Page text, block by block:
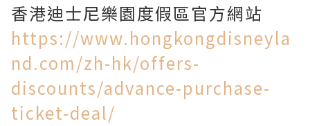
香港迪士尼樂園度假區官方網站
https://www.hongkongdisneyla
nd.com/zh-hk/offers-
discounts/advance-purchase-
ticket-deal/